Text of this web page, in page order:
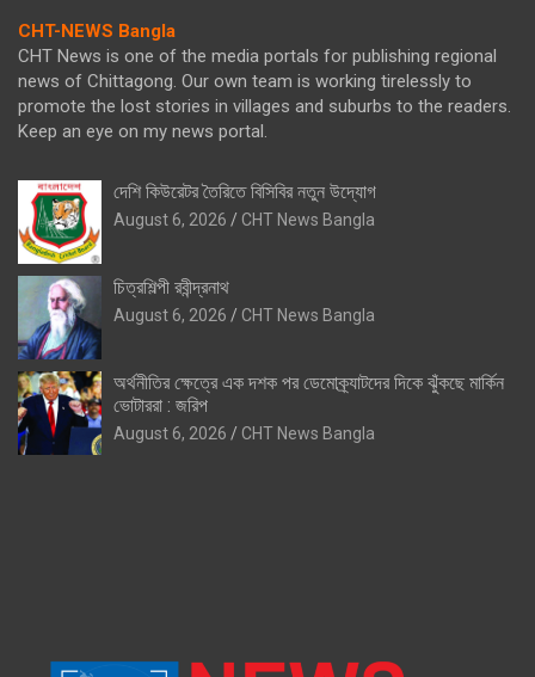
CHT-NEWS Bangla
CHT News is one of the media portals for publishing regional
news of Chittagong. Our own team is working tirelessly to
promote the lost stories in villages and suburbs to the readers.
Keep an eye on my news portal.
দেশি কিউরেটর তৈরিতে বিসিবির নতুন উদ্যোগ
August 6, 2026 CHT News Bangla
চিত্রশিল্পী রবীন্দ্রনাথ
August 6, 2026 CHT News Bangla
অর্থনীতির ক্ষেত্রে এক দশক পর ডেমোক্র্যাটদের দিকে ঝুঁকছে মার্কিন
ভোটাররা : জরিপ
August 6, 2026 CHT News Bangla